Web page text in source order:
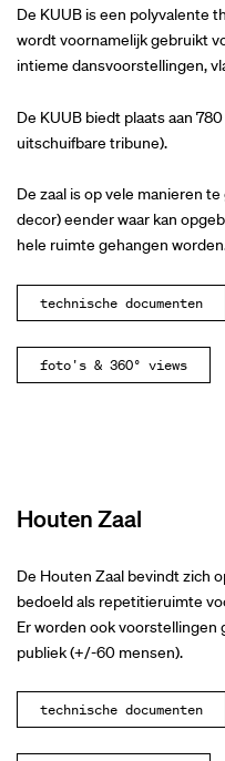
De KUUB is een polyvalente
wordt voornamelijk gebruikt
intieme dansvoorstellingen,
De KUUB biedt plaats aan
uitschuifbare tribune).
De zaal is op vele manieren
decor) eender waar kan
hele ruimte gehangen
technische documenten
foto's & 360° views
Houten Zaal
De Houten Zaal bevindt zich
bedoeld als repetitieruimte
Er worden ook
publiek (+/-60 mensen).
technische documenten